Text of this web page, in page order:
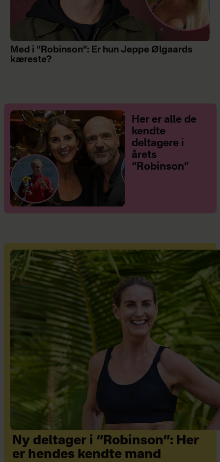
Med i “Robinson”: Er hun Jeppe Ølgaards
kæreste?
Her er alle de
kendte
deltagere i
årets
“Robinson”
Ny deltager i “Robinson”: Her
er hendes kendte mand